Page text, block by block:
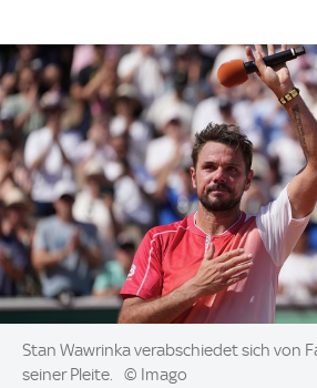
Image:
Stan Wawrinka verabschiedet sich von
seiner Pleite.
© Imago